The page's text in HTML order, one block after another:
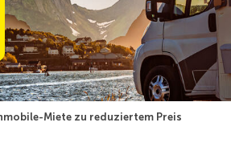
Miete zu reduziertem Preis